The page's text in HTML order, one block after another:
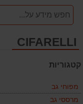
CIFARELLI
קטגוריות
מפוחי גב
מרססי גב